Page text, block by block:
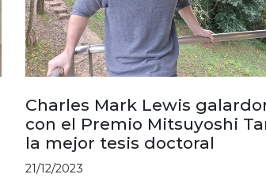
Charles Mark Lewis
con el Premio Mitsuyoshi
la mejor tesis doctoral
21/12/2023